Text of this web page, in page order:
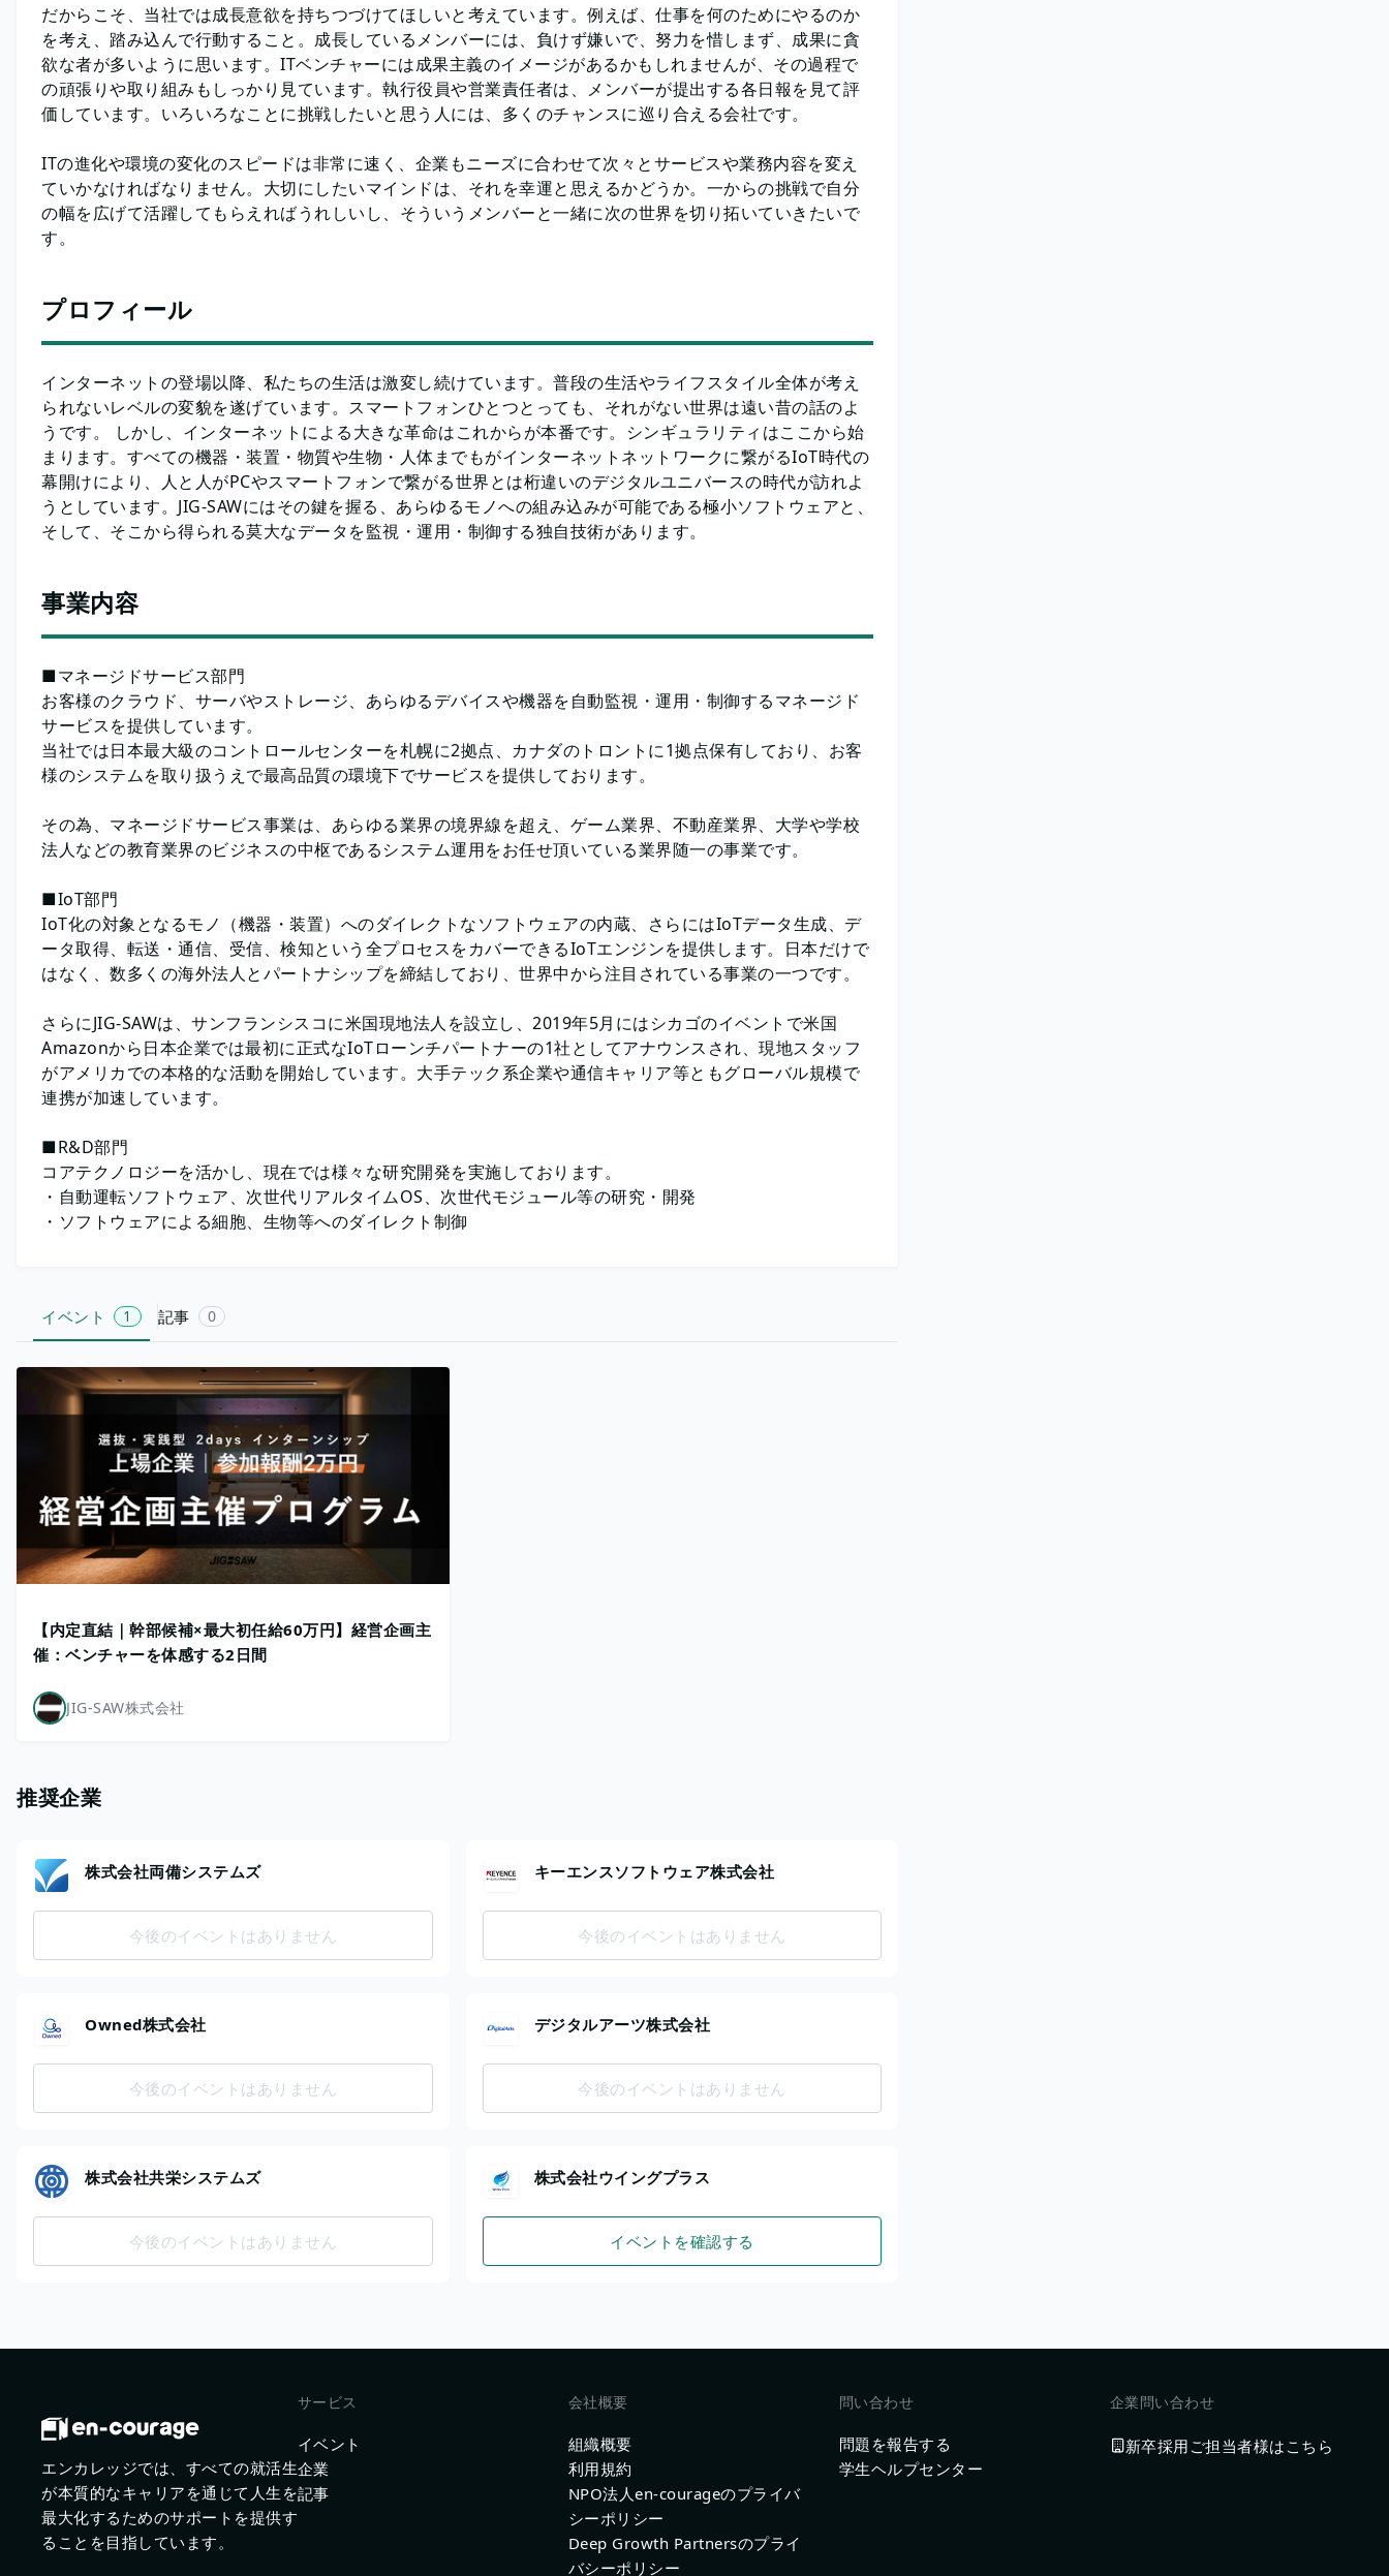
だからこそ、当社では成長意欲を持ちつづけてほしいと考えています。例えば、仕事を何のためにやるのか
を考え、踏み込んで行動すること。成長しているメンバーには、負けず嫌いで、努力を惜しまず、成果に貪
欲な者が多いように思います。ITベンチャーには成果主義のイメージがあるかもしれませんが、その過程で
の頑張りや取り組みもしっかり見ています。執行役員や営業責任者は、メンバーが提出する各日報を見て評
価しています。いろいろなことに挑戦したいと思う人には、多くのチャンスに巡り合える会社です。
ITの進化や環境の変化のスピードは非常に速く、企業もニーズに合わせて次々とサービスや業務内容を変え
ていかなければなりません。大切にしたいマインドは、それを幸運と思えるかどうか。一からの挑戦で自分
の幅を広げて活躍してもらえればうれしいし、そういうメンバーと一緒に次の世界を切り拓いていきたいで
す。
プロフィール
インターネットの登場以降、私たちの生活は激変し続けています。普段の生活やライフスタイル全体が考え
られないレベルの変貌を遂げています。スマートフォンひとつとっても、それがない世界は遠い昔の話のよ
うです。 しかし、インターネットによる大きな革命はこれからが本番です。シンギュラリティはここから始
まります。すべての機器・装置・物質や生物・人体までもがインターネットネットワークに繋がるIoT時代の
幕開けにより、人と人がPCやスマートフォンで繋がる世界とは桁違いのデジタルユニバースの時代が訪れよ
うとしています。JIG-SAWにはその鍵を握る、あらゆるモノへの組み込みが可能である極小ソフトウェアと、
そして、そこから得られる莫大なデータを監視・運用・制御する独自技術があります。
事業内容
■マネージドサービス部門
お客様のクラウド、サーバやストレージ、あらゆるデバイスや機器を自動監視・運用・制御するマネージド
サービスを提供しています。
当社では日本最大級のコントロールセンターを札幌に2拠点、カナダのトロントに1拠点保有しており、お客
様のシステムを取り扱うえで最高品質の環境下でサービスを提供しております。
その為、マネージドサービス事業は、あらゆる業界の境界線を超え、ゲーム業界、不動産業界、大学や学校
法人などの教育業界のビジネスの中枢であるシステム運用をお任せ頂いている業界随一の事業です。
■IoT部門
IoT化の対象となるモノ（機器・装置）へのダイレクトなソフトウェアの内蔵、さらにはIoTデータ生成、デ
ータ取得、転送・通信、受信、検知という全プロセスをカバーできるIoTエンジンを提供します。日本だけで
はなく、数多くの海外法人とパートナシップを締結しており、世界中から注目されている事業の一つです。
さらにJIG-SAWは、サンフランシスコに米国現地法人を設立し、2019年5月にはシカゴのイベントで米国
Amazonから日本企業では最初に正式なIoTローンチパートナーの1社としてアナウンスされ、現地スタッフ
がアメリカでの本格的な活動を開始しています。大手テック系企業や通信キャリア等ともグローバル規模で
連携が加速しています。
■R&D部門
コアテクノロジーを活かし、現在では様々な研究開発を実施しております。
・自動運転ソフトウェア、次世代リアルタイムOS、次世代モジュール等の研究・開発
・ソフトウェアによる細胞、生物等へのダイレクト制御
イベント 1 記事 0
【内定直結｜幹部候補×最大初任給60万円】経営企画主
催：ベンチャーを体感する2日間
JIG-SAW株式会社
推奨企業
株式会社両備システムズ
今後のイベントはありません
キーエンスソフトウェア株式会社
今後のイベントはありません
Owned株式会社
今後のイベントはありません
デジタルアーツ株式会社
今後のイベントはありません
株式会社共栄システムズ
今後のイベントはありません
株式会社ウイングプラス
イベントを確認する
エンカレッジでは、すべての就活生
が本質的なキャリアを通じて人生を
最大化するためのサポートを提供す
ることを目指しています。
サービス
イベント
企業
記事
会社概要
組織概要
利用規約
NPO法人en-courageのプライバ
シーポリシー
Deep Growth Partnersのプライ
バシーポリシー
問い合わせ
問題を報告する
学生ヘルプセンター
企業問い合わせ
新卒採用ご担当者様はこちら